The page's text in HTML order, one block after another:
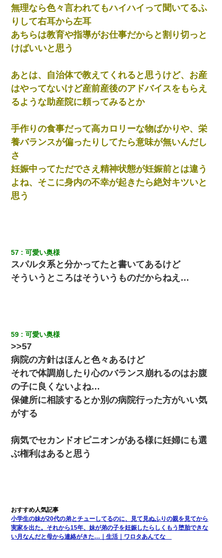
【悲報】お風呂で父親と姉が完全に行為してるんだが...
妹が嘘つきな元カレと寄りを戻してしまったという話をしていた
ら、旦那の顔が曇って雰囲気が一転。そそくさと話を切り上げて
彼女にプロポーズしてOK貰った俺、告げられた結婚条件にブチ切
れて無事婚約破棄・・・
ターリモコンあるだろ？DOWNのボタン押してｗ」→ 待つこと１
時間弱・・・
【考察】兄嫁急死の1年後、兄が引越すというので手伝いに行った
ら下着が入った引き出しの奥にとんでもないモノを見つけた
【修羅場】彼女親「カスな家柄のヤツなんかと家族になるのはご
めんだ」俺「じゃあ別れます…」→ 彼女「なんで言い返してくれ
なかったの？（泣」
義兄嫁「娘が大学に入ったら下宿させて」私「しつこい、学校斡
旋のアパートに行け」→ 旦那が義兄に通報したら「志望校を変え
ろ！」とキレて・・・
→思わず手を叩いて振り払ったら…
童貞俺、宅飲みした女友達2人を家に泊めた結果ｗｗｗｗｗｗ
元旦那から復縁要請。息子「最新型のiPhoneも買えない貧乏は嫌
だ、再婚して」私「なら父親と暮らせ」息子「やった＾＾」私
（もう手遅れだったんだな…）
「私を家に置いてほしい、どうか見捨てないで(土下座」俺・嫁
「…」
けた
無理なら色々言われてもハイハイって聞いてるふ
りして右耳から左耳
あちらは教育や指導がお仕事だからと割り切っと
けばいいと思う
あとは、自治体で教えてくれると思うけど、お産
はやってないけど産前産後のアドバイスをもらえ
るような助産院に頼ってみるとか
手作りの食事だって高カロリーな物ばかりや、栄
養バランスが偏ったりしてたら意味が無いんだし
さ
妊娠中ってただでさえ精神状態が妊娠前とは違う
よね、そこに身内の不幸が起きたら絶対キツいと
思う
57 可愛い奥様
スパルタ系と分かってたと書いてあるけど
そういうところはそういうものだからねえ…
59 可愛い奥様
>>57
病院の方針はほんと色々あるけど
それで体調崩したり心のバランス崩れるのはお腹
の子に良くないよね…
保健所に相談するとか別の病院行った方がいい気
がする
病気でセカンドオピニオンがある様に妊婦にも選
ぶ権利はあると思う
小学生の妹が20代の弟とチューしてるのに、見て見ぬふりの親を見てから
実家を出た。それから15年、妹が弟の子を妊娠したらしくもう堕胎できな
い月なんだと母から連絡がきた…｜生活｜ワロタあんてな